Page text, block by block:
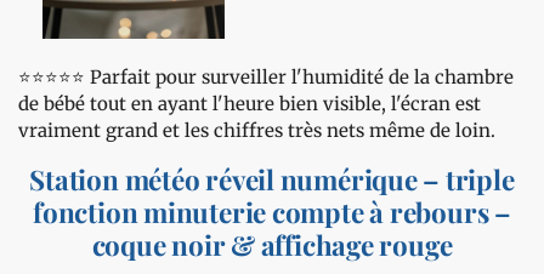
⭐️⭐️⭐️⭐️⭐️ Parfait pour surveiller l'humidité de la chambre
de bébé tout en ayant l'heure bien visible, l'écran est
vraiment grand et les chiffres très nets même de loin.
Station météo réveil numérique – triple
fonction minuterie compte à rebours –
coque noir & affichage rouge